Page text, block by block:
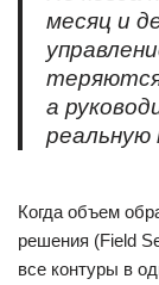
месяц и
а
реальную
Когда объем
решения (Field
все контуры в